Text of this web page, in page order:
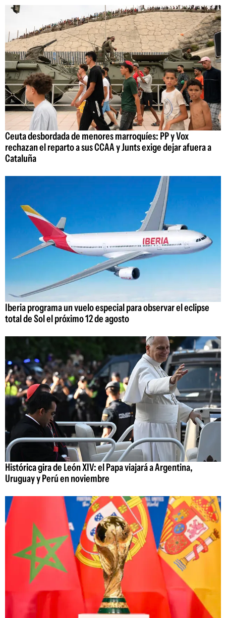
Ceuta desbordada de menores marroquíes: PP y Vox
rechazan el reparto a sus CCAA y Junts exige dejar afuera a
Cataluña
Iberia programa un vuelo especial para observar el eclipse
total de Sol el próximo 12 de agosto
Histórica gira de León XIV: el Papa viajará a Argentina,
Uruguay y Perú en noviembre